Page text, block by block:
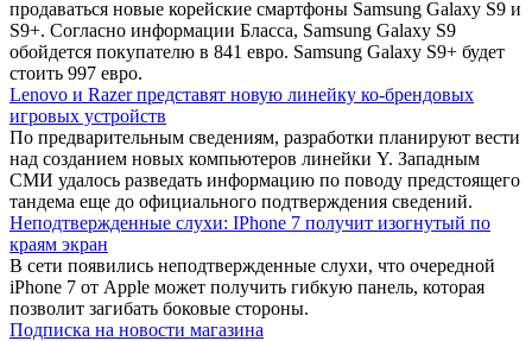
продаваться новые корейские смартфоны Samsung Galaxy S9 и
S9+. Согласно информации Бласса, Samsung Galaxy S9
обойдется покупателю в 841 евро. Samsung Galaxy S9+ будет
стоить 997 евро.
Lenovo и Razer представят новую линейку ко-брендовых
игровых устройств
По предварительным сведениям, разработки планируют вести
над созданием новых компьютеров линейки Y. Западным
СМИ удалось разведать информацию по поводу предстоящего
тандема еще до официального подтверждения сведений.
Неподтвержденные слухи: IPhone 7 получит изогнутый по
краям экран
В сети появились неподтвержденные слухи, что очередной
iPhone 7 от Apple может получить гибкую панель, которая
позволит загибать боковые стороны.
Подписка на новости магазина